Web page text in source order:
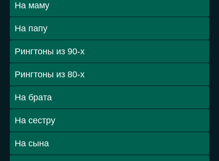
На маму
На папу
Рингтоны из 90-х
Рингтоны из 80-х
На брата
На сестру
На сына